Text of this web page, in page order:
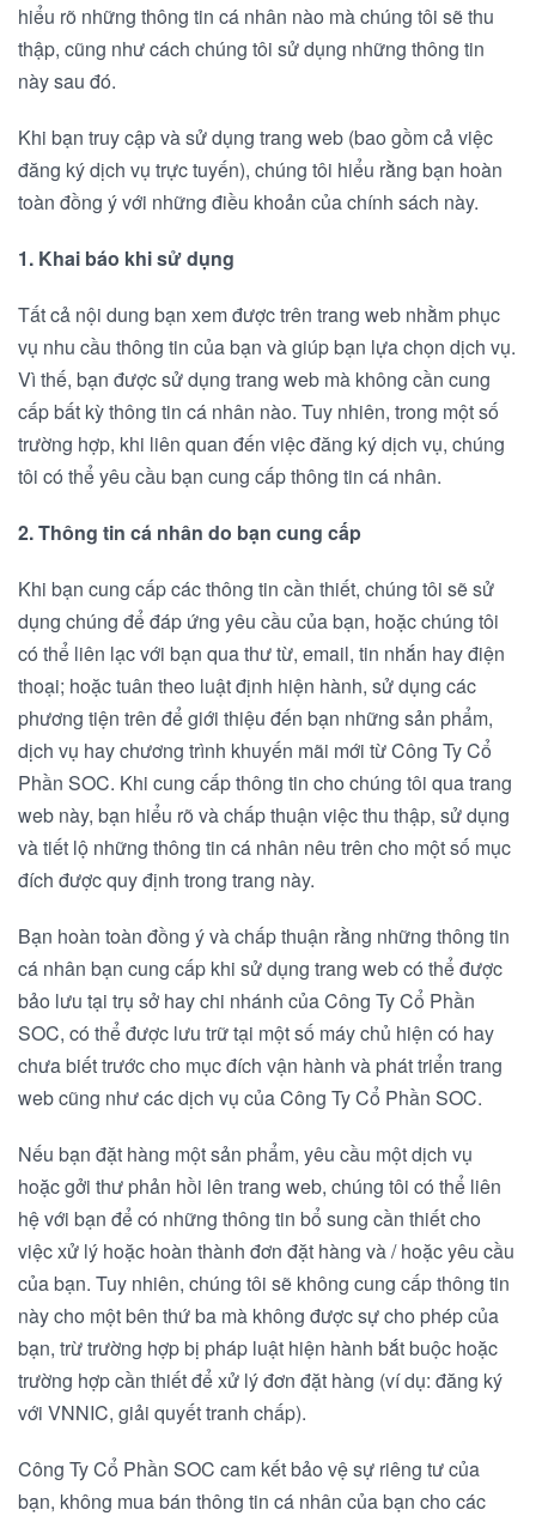
hiểu rõ những thông tin cá nhân nào mà chúng tôi sẽ thu
thập, cũng như cách chúng tôi sử dụng những thông tin
này sau đó.
Khi bạn truy cập và sử dụng trang web (bao gồm cả việc
đăng ký dịch vụ trực tuyến), chúng tôi hiểu rằng bạn hoàn
toàn đồng ý với những điều khoản của chính sách này.
1. Khai báo khi sử dụng
Tất cả nội dung bạn xem được trên trang web nhằm phục
vụ nhu cầu thông tin của bạn và giúp bạn lựa chọn dịch vụ.
Vì thế, bạn được sử dụng trang web mà không cần cung
cấp bất kỳ thông tin cá nhân nào. Tuy nhiên, trong một số
trường hợp, khi liên quan đến việc đăng ký dịch vụ, chúng
tôi có thể yêu cầu bạn cung cấp thông tin cá nhân.
2. Thông tin cá nhân do bạn cung cấp
Khi bạn cung cấp các thông tin cần thiết, chúng tôi sẽ sử
dụng chúng để đáp ứng yêu cầu của bạn, hoặc chúng tôi
có thể liên lạc với bạn qua thư từ, email, tin nhắn hay điện
thoại; hoặc tuân theo luật định hiện hành, sử dụng các
phương tiện trên để giới thiệu đến bạn những sản phẩm,
dịch vụ hay chương trình khuyến mãi mới từ Công Ty Cổ
Phần SOC. Khi cung cấp thông tin cho chúng tôi qua trang
web này, bạn hiểu rõ và chấp thuận việc thu thập, sử dụng
và tiết lộ những thông tin cá nhân nêu trên cho một số mục
đích được quy định trong trang này.
Bạn hoàn toàn đồng ý và chấp thuận rằng những thông tin
cá nhân bạn cung cấp khi sử dụng trang web có thể được
bảo lưu tại trụ sở hay chi nhánh của Công Ty Cổ Phần
SOC, có thể được lưu trữ tại một số máy chủ hiện có hay
chưa biết trước cho mục đích vận hành và phát triển trang
web cũng như các dịch vụ của Công Ty Cổ Phần SOC.
Nếu bạn đặt hàng một sản phẩm, yêu cầu một dịch vụ
hoặc gởi thư phản hồi lên trang web, chúng tôi có thể liên
hệ với bạn để có những thông tin bổ sung cần thiết cho
việc xử lý hoặc hoàn thành đơn đặt hàng và / hoặc yêu cầu
của bạn. Tuy nhiên, chúng tôi sẽ không cung cấp thông tin
này cho một bên thứ ba mà không được sự cho phép của
bạn, trừ trường hợp bị pháp luật hiện hành bắt buộc hoặc
trường hợp cần thiết để xử lý đơn đặt hàng (ví dụ: đăng ký
với VNNIC, giải quyết tranh chấp).
Công Ty Cổ Phần SOC cam kết bảo vệ sự riêng tư của
bạn, không mua bán thông tin cá nhân của bạn cho các